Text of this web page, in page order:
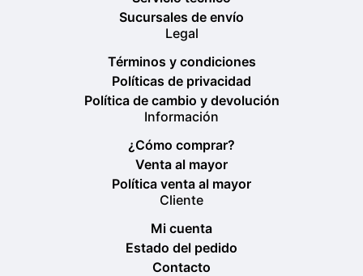
Sucursales de envío
Legal
Términos y condiciones
Políticas de privacidad
Política de cambio y devolución
Información
¿Cómo comprar?
Venta al mayor
Política venta al mayor
Cliente
Mi cuenta
Estado del pedido
Contacto